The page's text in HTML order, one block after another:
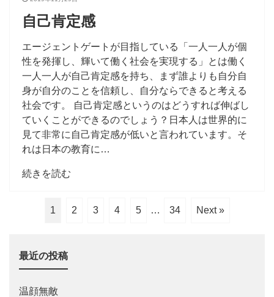
自己肯定感
エージェントゲートが目指している「一人一人が個
性を発揮し、輝いて働く社会を実現する」とは働く
一人一人が自己肯定感を持ち、まず誰よりも自分自
身が自分のことを信頼し、自分ならできると考える
社会です。 自己肯定感というのはどうすれば伸ばし
ていくことができるのでしょう？日本人は世界的に
見て非常に自己肯定感が低いと言われています。そ
れは日本の教育に…
続きを読む
1 2 3 4 5 … 34 Next »
最近の投稿
温顔無敵